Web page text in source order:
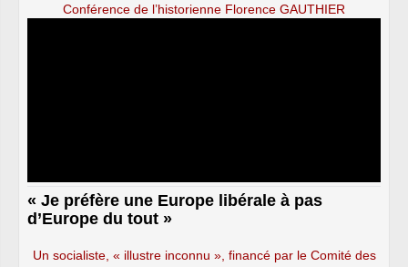
Conférence de l’historienne Florence GAUTHIER
« Je préfère une Europe libérale à pas
d’Europe du tout »
Un socialiste, « illustre inconnu », financé par le Comité des